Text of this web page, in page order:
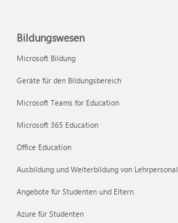
Bildungswesen
Microsoft Bildung
Geräte für den Bildungsbereich
Microsoft Teams for Education
Microsoft 365 Education
Office Education
Ausbildung und Weiterbildung von Lehrpersonal
Angebote für Studenten und Eltern
Azure für Studenten